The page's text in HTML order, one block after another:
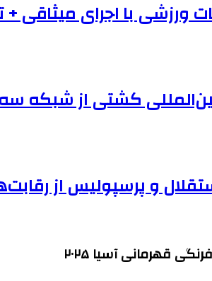
ورزشی با اجرای میثاقی +
کشتی از شبکه
و پرسپولیس از
قهرمانی آسیا ۲۰۲۵